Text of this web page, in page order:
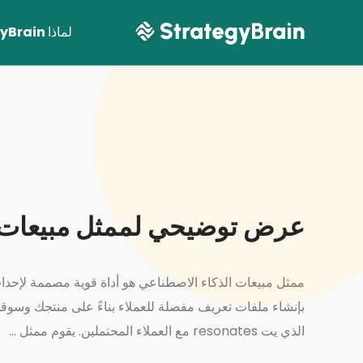
لماذا StrategyBrain
عرض توضيحي لممثل مبيعات
ممثل مبيعات الذكاء الاصطناعي هو أداة قوية مصممة
بإنشاء ملفات تعريف مفصلة للعملاء بناءً على منتجك
الذي يت resonates مع العملاء المحتملين. يقوم ممثل ...